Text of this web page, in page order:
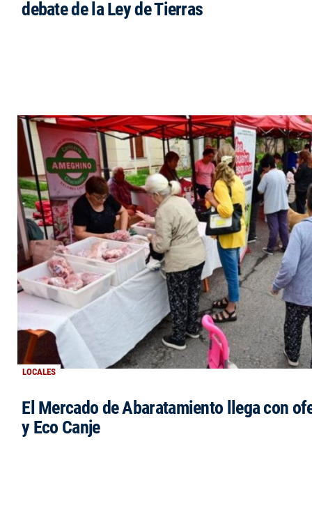
debate de la Ley de Tierras
LOCALES
El Mercado de Abaratamiento llega con
y Eco Canje